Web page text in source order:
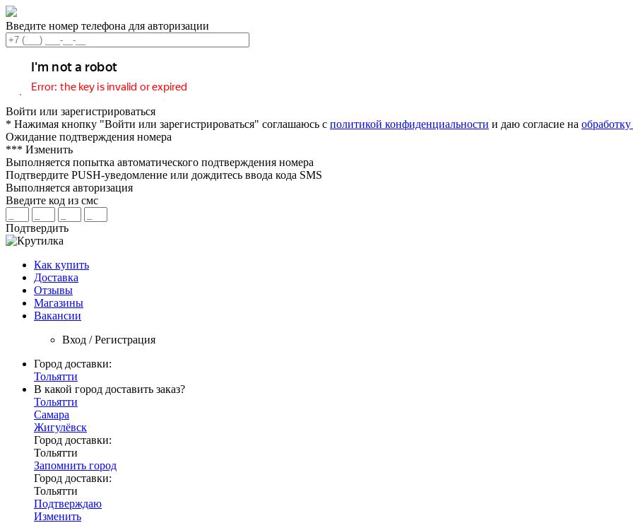
Введите номер телефона для авторизации
Войти или зарегистрироваться
* Нажимая кнопку "Войти или зарегистрироваться" соглашаюсь с политикой конфиденциальности и даю согласие на
Ожидание подтверждения номера
*** Изменить
Выполняется попытка автоматического подтверждения номера
Подтвердите PUSH-уведомление или дождитесь ввода кода SMS
Выполняется авторизация
Введите код из смс
Подтвердить
Как купить
Доставка
Отзывы
Магазины
Вакансии
Вход / Регистрация
Город доставки:
Тольятти
В какой город доставить заказ?
Тольятти
Самара
Жигулёвск
Город доставки:
Тольятти
Запомнить город
Город доставки:
Тольятти
Подтверждаю
Изменить